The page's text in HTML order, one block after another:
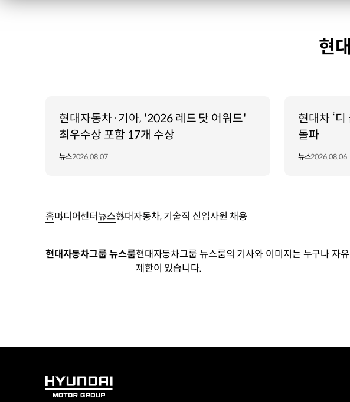
현
현대자동차·기아, '2026 레드 닷 어워드'
최우수상 포함 17개 수상
뉴스2026.08.07
현대차 ‘
돌파
뉴스2026.08.06
홈미디어센터뉴스현대자동차, 기술직 신입사원 채용
현대자동차그룹 뉴스룸현대자동차그룹 뉴스룸의 기사와 이미지는 누구나 자
제한이 있습니다.
HYUNDAI